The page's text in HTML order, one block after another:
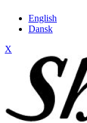
English
Dansk
X